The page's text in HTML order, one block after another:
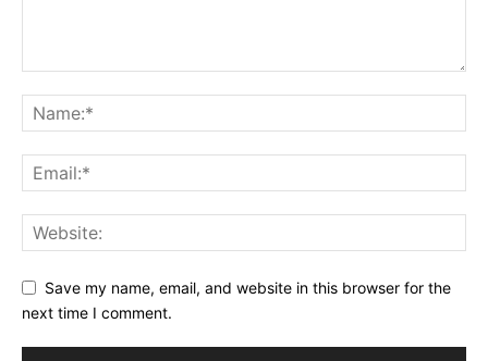
Save my name, email, and website in this browser for the
next time I comment.